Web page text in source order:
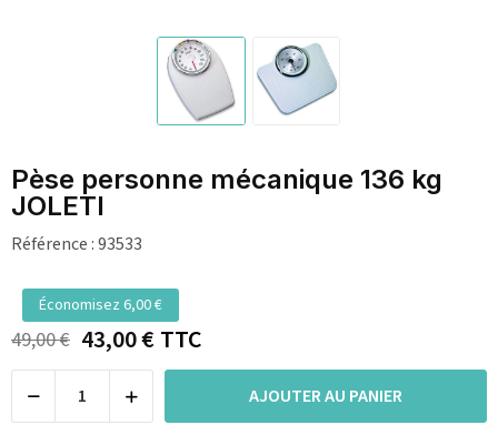
Pèse personne mécanique 136 kg
JOLETI
Référence :93533
Économisez 6,00 €
49,00 € 43,00 €TTC
AJOUTER AU PANIER